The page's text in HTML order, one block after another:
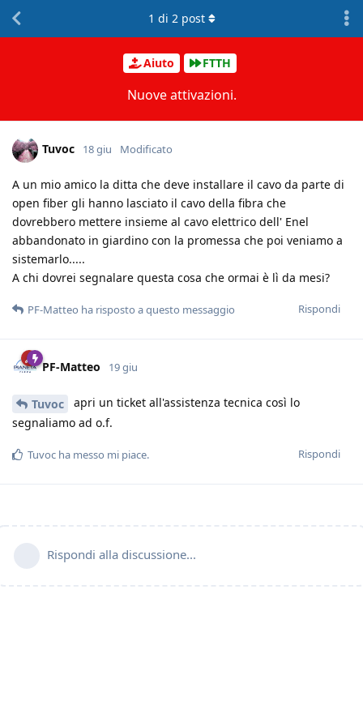
Aiuto FTTH
Nuove attivazioni.
1 di 2post
Tuvoc 18 giu Modificato
A un mio amico la ditta che deve installare il cavo da parte di
open fiber gli hanno lasciato il cavo della fibra che
dovrebbero mettere insieme al cavo elettrico dell' Enel
abbandonato in giardino con la promessa che poi veniamo a
sistemarlo.....
A chi dovrei segnalare questa cosa che ormai è lì da mesi?
Rispondi
PF-Matteo ha risposto a questo messaggio
PF-Matteo 19 giu
Tuvoc
apri un ticket all'assistenza tecnica così lo
segnaliamo ad o.f.
Rispondi
Tuvoc ha messo mi piace.
Rispondi alla discussione...